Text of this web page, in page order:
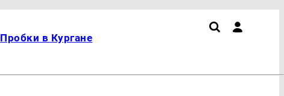
Пробки в Кургане